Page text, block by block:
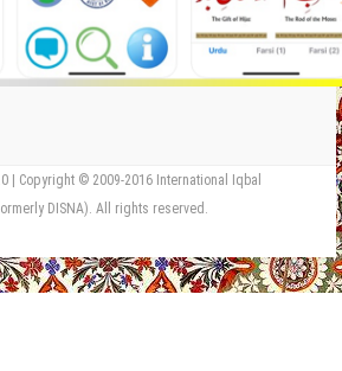
| Copyright © 2009-2016 International Iqbal
DISNA). All rights reserved.